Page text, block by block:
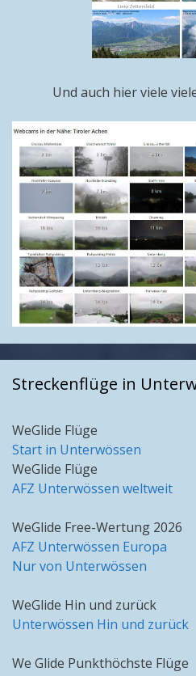
Und auch hier viele
Streckenflüge in
WeGlide Flüge
Start in Unterwössen
WeGlide Flüge
AFZ Unterwössen weltweit
WeGlide Free-Wertung 2026
AFZ Unterwössen Europa
Nur von Unterwössen
WeGlide Hin und zurück
Unterwössen Hin und zurück
We Glide Punkthöchste Flüge